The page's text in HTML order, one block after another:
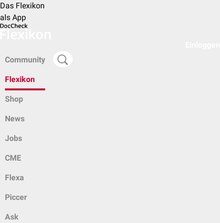
Das Flexikon
als App
Community
Flexikon
Shop
News
Jobs
CME
Flexa
Piccer
Ask